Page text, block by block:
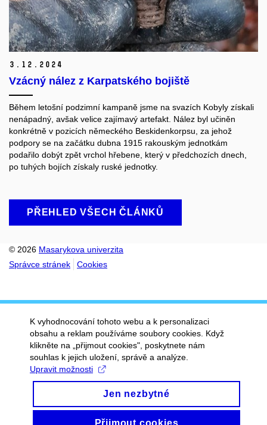
3. 12. 2024
Vzácný nález z Karpatského bojiště
Během letošní podzimní kampaně jsme na svazích Kobyly získali
nenápadný, avšak velice zajímavý artefakt. Nález byl učiněn
konkrétně v pozicích německého Beskidenkorpsu, za jehož
podpory se na začátku dubna 1915 rakouským jednotkám
podařilo dobýt zpět vrchol hřebene, který v předchozích dnech,
po tuhých bojích získaly ruské jednotky.
PŘEHLED VŠECH ČLÁNKŮ
© 2026 Masarykova univerzita
Správce stránek
Cookies
K vyhodnocování tohoto webu a k personalizaci
obsahu a reklam používáme soubory cookies. Když
klikněte na „přijmout cookies", poskytnete nám
souhlas k jejich uložení, správě a analýze.
Upravit možnosti
Jen nezbytné
Přijmout cookies